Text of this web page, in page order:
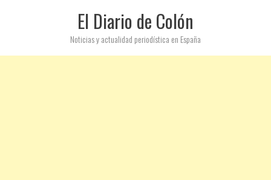
El Diario de Colón
Noticias y actualidad periodística en España